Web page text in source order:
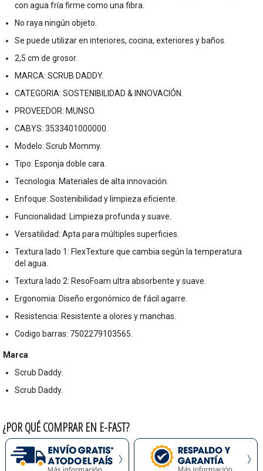
con agua fría firme como una fibra.
No raya ningún objeto.
Se puede utilizar en interiores, cocina, exteriores y baños.
2,5 cm de grosor.
MARCA: SCRUB DADDY.
CATEGORIA: SOSTENIBILIDAD & INNOVACIÓN.
PROVEEDOR: MUNSO.
CABYS: 3533401000000.
Modelo: Scrub Mommy.
Tipo: Esponja doble cara.
Tecnologia: Materiales de alta innovación.
Enfoque: Sostenibilidad y limpieza eficiente.
Funcionalidad: Limpieza profunda y suave.
Versatilidad: Apta para múltiples superficies.
Textura lado 1: FlexTexture que cambia según la temperatura
del agua.
Textura lado 2: ResoFoam ultra absorbente y suave.
Ergonomia: Diseño ergonómico de fácil agarre.
Resistencia: Resistente a olores y manchas.
Codigo barras: 7502279103565.
Marca
Scrub Daddy.
Scrub Daddy.
¿POR QUÉ COMPRAR EN E-FAST?